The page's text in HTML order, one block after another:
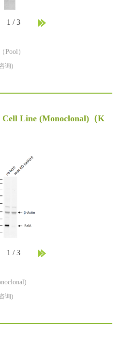
1 /3
Pool）
询)
Line (Monoclonal) （K
1 /3
询)